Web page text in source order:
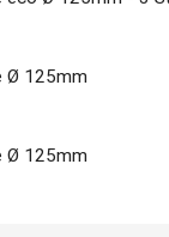
Ø 125mm
Ø 125mm